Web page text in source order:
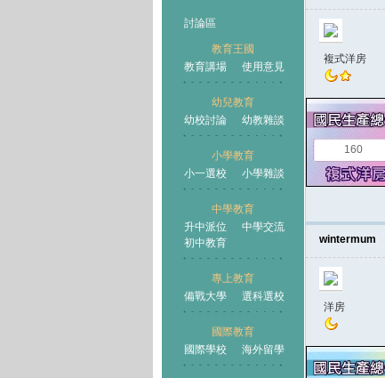
討論區
教育王國
教育講場
使用意見
幼兒教育
幼校討論
幼教雜談
小學教育
小一選校
小學雜談
中學教育
升中派位
中學交流
初中教育
專上教育
備戰大學
選科選校
國際教育
國際學校
海外留學
王國
複式洋房
160
wintermum
洋房